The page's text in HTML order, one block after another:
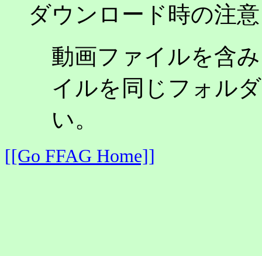
ダウンロード時の注
動画ファイルを含
イルを同じフォル
い。
[[Go FFAG Home]]